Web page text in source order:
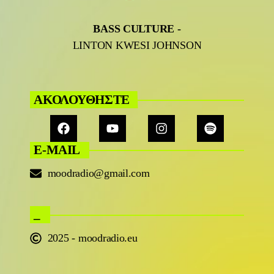
BASS CULTURE -
LINTON KWESI JOHNSON
ΑΚΟΛΟΥΘΗΣΤΕ
E-MAIL
moodradio@gmail.com
2025 - moodradio.eu